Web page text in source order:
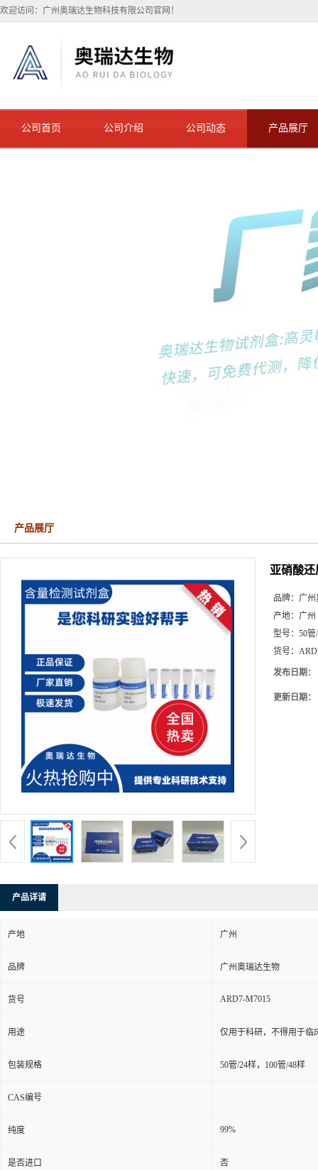
欢迎访问：广州奥瑞达生物科技有限公司官网！
公司首页 公司介绍 公司动态 产品展厅
产品展厅
亚硝酸
品牌： 广州
产地： 广州
型号： 50管
货号：
发布日期：
更新日期：
产品详请
产地 广州
品牌 广州奥瑞达生物
货号 ARD7-M7015
用途 仅用于科研，不得用于临
包装规格 50管/24样，100管/48样
CAS编号
纯度 99%
是否进口 否